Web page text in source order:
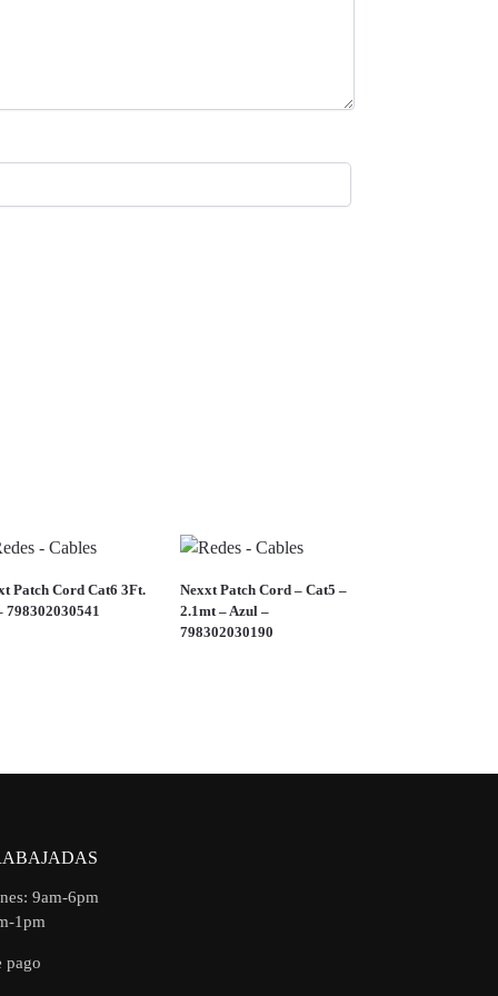
Patch Cord Cat6 3Ft.
798302030541
Nexxt Patch Cord – Cat5 –
2.1mt – Azul –
798302030190
9am-6pm
1pm